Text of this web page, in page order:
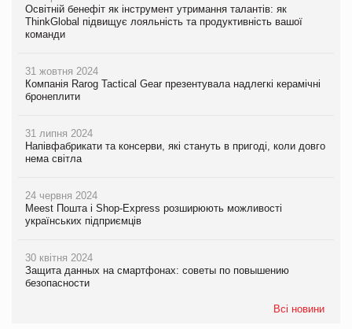
Освітній бенефіт як інструмент утримання талантів: як
ThinkGlobal підвищує лояльність та продуктивність вашої
команди
31 жовтня 2024
Компанія Rarog Tactical Gear презентувала надлегкі керамічні
бронеплити
31 липня 2024
Напівфабрикати та консерви, які стануть в пригоді, коли довго
нема світла
24 червня 2024
Meest Пошта і Shop-Express розширюють можливості
українських підприємців
30 квітня 2024
Защита данных на смартфонах: советы по повышению
безопасности
Всі новини